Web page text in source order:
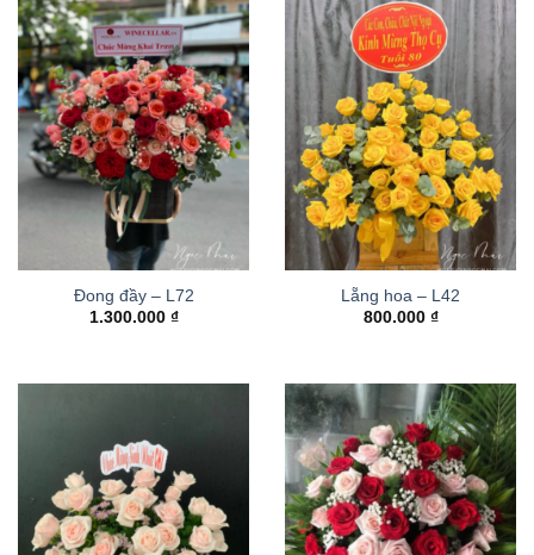
Đong đầy – L72
1.300.000 ₫
Lẵng hoa – L42
800.000 ₫